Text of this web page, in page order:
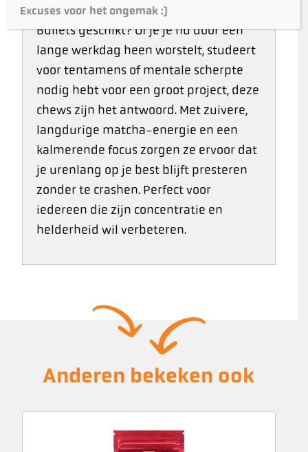
vrij te maken.Voor wie zijn Brain
Bullets geschikt?Of je je nu door een
lange werkdag heen worstelt, studeert
voor tentamens of mentale scherpte
nodig hebt voor een groot project, deze
chews zijn het antwoord. Met zuivere,
langdurige matcha-energie en een
kalmerende focus zorgen ze ervoor dat
je urenlang op je best blijft presteren
zonder te crashen. Perfect voor
iedereen die zijn concentratie en
helderheid wil verbeteren.
Anderen bekeken ook
Excuses voor het ongemak :)